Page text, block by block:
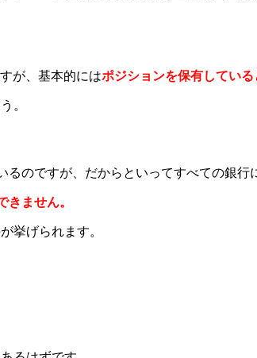
が、基本的にはポジションを保有している
。
のですが、だからといってすべての銀行
ません。
挙げられます。